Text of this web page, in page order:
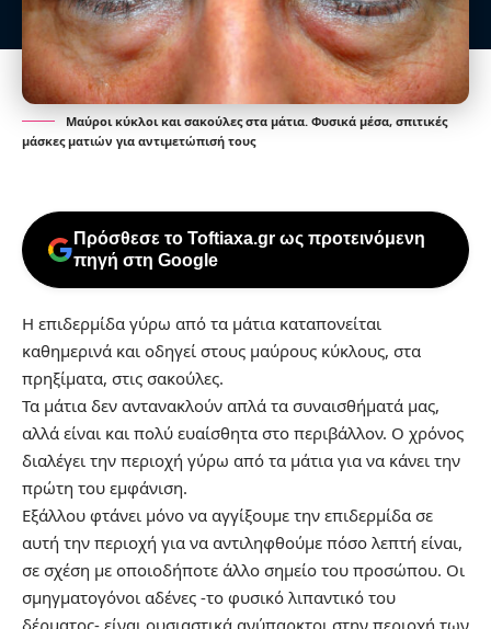
Μαύροι κύκλοι και σακούλες στα μάτια. Φυσικά μέσα, σπιτικές
μάσκες ματιών για αντιμετώπισή τους
Πρόσθεσε το Toftiaxa.gr ως προτεινόμενη
πηγή στη Google
Η επιδερμίδα γύρω από τα μάτια καταπονείται
καθημερινά και οδηγεί στους μαύρους κύκλους, στα
πρηξίματα, στις σακούλες.
Τα μάτια δεν αντανακλούν απλά τα συναισθήματά μας,
αλλά είναι και πολύ ευαίσθητα στο περιβάλλον. Ο χρόνος
διαλέγει την περιοχή γύρω από τα μάτια για να κάνει την
πρώτη του εμφάνιση.
Εξάλλου φτάνει μόνο να αγγίξουμε την επιδερμίδα σε
αυτή την περιοχή για να αντιληφθούμε πόσο λεπτή είναι,
σε σχέση με οποιοδήποτε άλλο σημείο του προσώπου. Οι
σμηγματογόνοι αδένες -το φυσικό λιπαντικό του
δέρματος- είναι ουσιαστικά ανύπαρκτοι στην περιοχή των